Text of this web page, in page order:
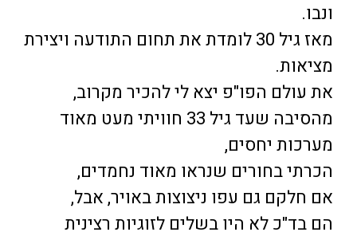
ונבו.
מאז גיל 30 לומדת את תחום התודעה ויצירת
מציאות.
את עולם הפו"פ יצא לי להכיר מקרוב,
מהסיבה שעד גיל 33 חוויתי מעט מאוד
מערכות יחסים,
הכרתי בחורים שנראו מאוד נחמדים,
אם חלקם גם עפו ניצוצות באויר, אבל,
הם בד"כ לא היו בשלים לזוגיות רצינית